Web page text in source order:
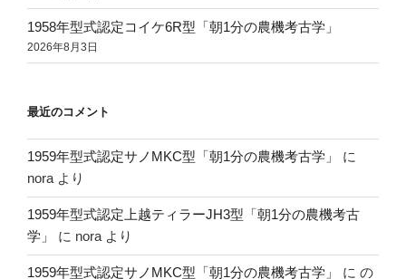
1958年型式認定コイケ6R型「朝1分の農機考古学」
2026年8月3日
最近のコメント
1959年型式認定サノMKC型「朝1分の農機考古学」
に
nora より
1959年型式認定上越ティラーJH3型「朝1分の農機考古
学」
に nora より
1959年型式認定サノMKC型「朝1分の農機考古学」 に の